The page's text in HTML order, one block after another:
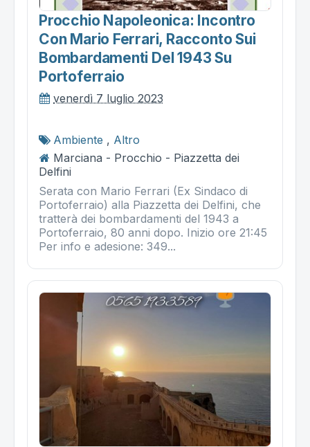
Procchio Napoleonica: Incontro
Con Mario Ferrari, Racconto Sui
Bombardamenti Del 1943 Su
Portoferraio
venerdì 7 luglio 2023
Ambiente , Altro
Marciana - Procchio - Piazzetta dei
Delfini
Serata con Mario Ferrari (Ex Sindaco di
Portoferraio) alla Piazzetta dei Delfini, che
tratterà dei bombardamenti del 1943 a
Portoferraio, 80 anni dopo. Inizio ore 21:45
Per info e adesione: 349...